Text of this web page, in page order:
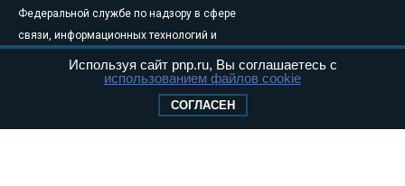
Федеральной службе по надзору в сфере
связи, информационных технологий и
массовых коммуникаций (Роскомнадзор) 05
августа 2011 года. 18+
Свидетельство о регистрации Эл № ФС77-
Используя сайт pnp.ru, Вы соглашаетесь с
использованием файлов cookie
СОГЛАСЕН